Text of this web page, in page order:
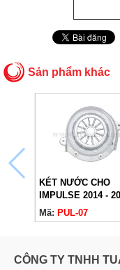
Sản phẩm khác
KÉT NƯỚC CHO
IMPULSE 2014 -
Mã: PUL-07
CÔNG TY TNHH